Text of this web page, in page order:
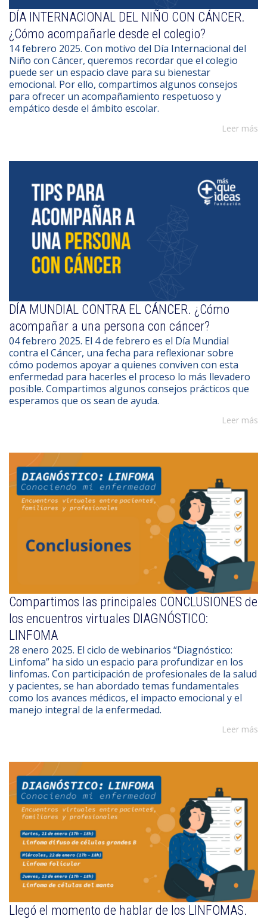
DÍA INTERNACIONAL DEL NIÑO CON CÁNCER.
¿Cómo acompañarle desde el colegio?
14 febrero 2025. Con motivo del Día Internacional del
Niño con Cáncer, queremos recordar que el colegio
puede ser un espacio clave para su bienestar
emocional. Por ello, compartimos algunos consejos
para ofrecer un acompañamiento respetuoso y
empático desde el ámbito escolar.
Leer más
DÍA MUNDIAL CONTRA EL CÁNCER. ¿Cómo
acompañar a una persona con cáncer?
04 febrero 2025. El 4 de febrero es el Día Mundial
contra el Cáncer, una fecha para reflexionar sobre
cómo podemos apoyar a quienes conviven con esta
enfermedad para hacerles el proceso lo más llevadero
posible. Compartimos algunos consejos prácticos que
esperamos que os sean de ayuda.
Leer más
Compartimos las principales CONCLUSIONES de
los encuentros virtuales DIAGNÓSTICO:
LINFOMA
28 enero 2025. El ciclo de webinarios “Diagnóstico:
Linfoma” ha sido un espacio para profundizar en los
linfomas. Con participación de profesionales de la salud
y pacientes, se han abordado temas fundamentales
como los avances médicos, el impacto emocional y el
manejo integral de la enfermedad.
Leer más
Llegó el momento de hablar de los LINFOMAS.